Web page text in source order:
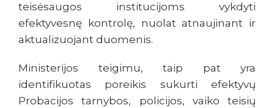
teisėsaugos institucijoms vykdyti
efektyvesnę kontrolę, nuolat atnaujinant ir
aktualizuojant duomenis.
Ministerijos teigimu, taip pat yra
identifikuotas poreikis sukurti efektyvų
Probacijos tarnybos, policijos, vaiko teisių